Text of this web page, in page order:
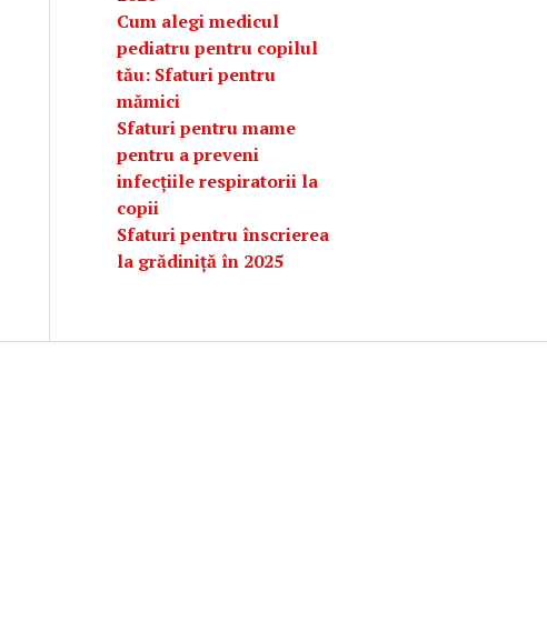
finalul anului școlar
Cum alegi medicul
pediatru pentru copilul
tău: Sfaturi pentru
mămici
Sfaturi pentru mame
pentru a preveni
infecțiile respiratorii la
copii
Sfaturi pentru înscrierea
la grădiniță în 2025